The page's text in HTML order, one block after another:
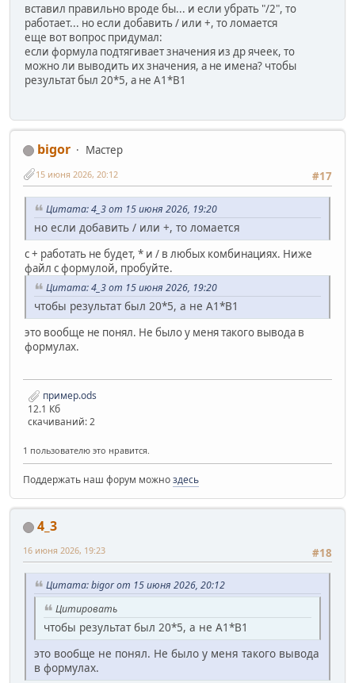
вставил правильно вроде бы... и если убрать "/2", то
работает... но если добавить / или +, то ломается
еще вот вопрос придумал:
если формула подтягивает значения из др ячеек, то
можно ли выводить их значения, а не имена? чтобы
результат был 20*5, а не A1*B1
bigor
Мастер
#17
15 июня 2026, 20:12
Цитата: 4_3 от 15 июня 2026, 19:20
но если добавить / или +, то ломается
c + работать не будет, * и / в любых комбинациях. Ниже
файл с формулой, пробуйте.
Цитата: 4_3 от 15 июня 2026, 19:20
чтобы результат был 20*5, а не A1*B1
это вообще не понял. Не было у меня такого вывода в
формулах.
пример.ods
12.1 Кб
скачиваний: 2
1 пользователю это нравится.
Поддержать наш форум можноздесь
4_3
#18
16 июня 2026, 19:23
Цитата: bigor от 15 июня 2026, 20:12
Цитировать
чтобы результат был 20*5, а не A1*B1
это вообще не понял. Не было у меня такого вывода
в формулах.